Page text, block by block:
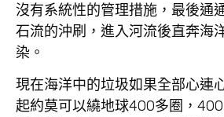
沒有系統性的管理措施，最後通
石流的沖刷，進入河流後直奔海
染。
現在海洋中的垃圾如果全部心連
起約莫可以繞地球400多圈，